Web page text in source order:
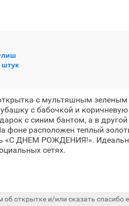
штук
с мультяшным
с бабочкой и
с синим бантом, а в
расположен теплый
«С ДНЕМ РОЖДЕНИЯ!».
сетях.
открытке и/или сказать спасибо